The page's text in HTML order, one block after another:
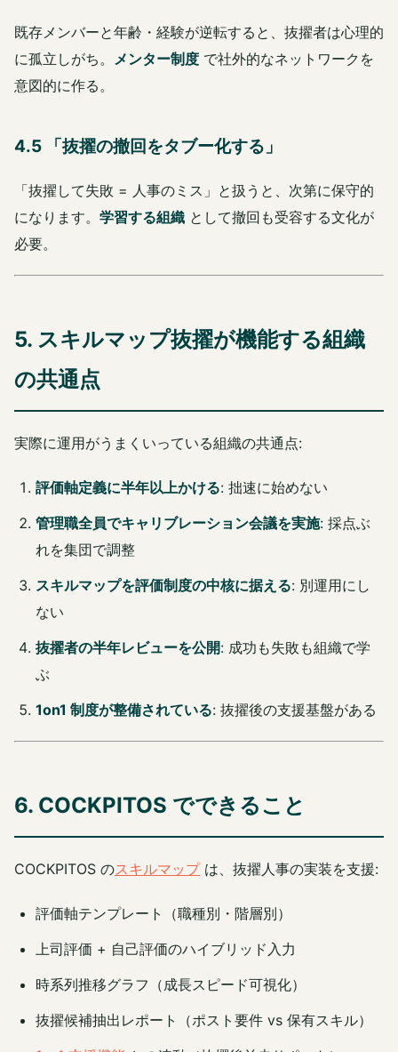
既存メンバーと年齢・経験が逆転すると、抜擢者は心理的
に孤立しがち。 メンター制度 で社外的なネットワークを
意図的に作る。
4.5 「抜擢の撤回をタブー化する」
「抜擢して失敗 = 人事のミス」と扱うと、次第に保守的
になります。 学習する組織 として撤回も受容する文化が
必要。
5. スキルマップ抜擢が機能する組織
の共通点
実際に運用がうまくいっている組織の共通点:
評価軸定義に半年以上かける: 拙速に始めない
管理職全員でキャリブレーション会議を実施: 採点ぶ
れを集団で調整
スキルマップを評価制度の中核に据える: 別運用にし
ない
抜擢者の半年レビューを公開: 成功も失敗も組織で学
ぶ
1on1 制度が整備されている: 抜擢後の支援基盤がある
6. COCKPITOS でできること
COCKPITOS のスキルマップは、抜擢人事の実装を支援:
評価軸テンプレート（職種別・階層別）
上司評価 + 自己評価のハイブリッド入力
時系列推移グラフ（成長スピード可視化）
抜擢候補抽出レポート（ポスト要件 vs 保有スキル）